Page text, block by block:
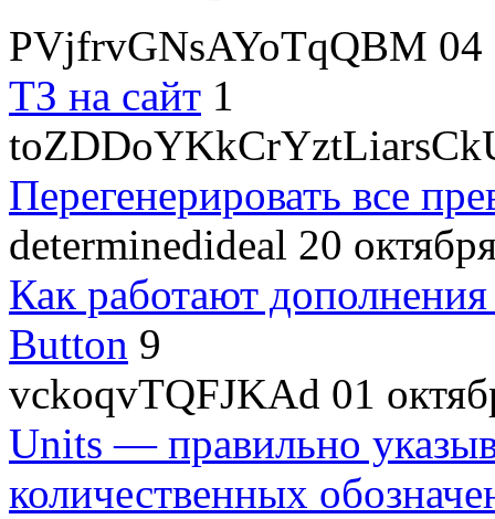
PVjfrvGNsAYoTqQBM 04
ТЗ на сайт 1
Перегенерировать все
determinedideal 20
Как работают
Button 9
vckoqvTQFJKAd 01
Units — правильно
количественных